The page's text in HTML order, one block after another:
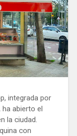
integrada por
abierto el
la ciudad.
con